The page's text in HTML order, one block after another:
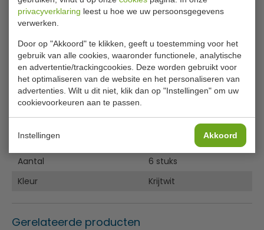
privacyverklaring leest u hoe we uw persoonsgegevens
verwerken.
Door op "Akkoord" te klikken, geeft u toestemming voor het
gebruik van alle cookies, waaronder functionele, analytische
en advertentie/trackingcookies. Deze worden gebruikt voor
het optimaliseren van de website en het personaliseren van
advertenties. Wilt u dit niet, klik dan op "Instellingen" om uw
cookievoorkeuren aan te passen.
Instellingen Akkoord
ingrediënten optimaal tot hun recht komen, zodat uw
gerechten er net zo goed uit zien als ze smaken. De
handgeschilderde rand geeft ieder stuk een unieke
afwerking, voor een ambachtelijke, rustieke uitstraling. De
driehoekige vorm met afgeronde hoeken maakt het
geheel af en vormt een welkome afwisseling op de
gangbare ronde vorm van veel serviesstukken.
De handgeschilderde rand geeft ieder stuk een unieke
Het reactieve glazuur geeft de afwerking extra textuur
Rustieke uitstraling
Vaatwasserbestendig
Levenslange dekking onder de Nisbets Chipgarantie
Lees meer
Specificaties
Model
FB983
Diameter
Aantal
6 stuks
Kleur
Krijtwit
Gerelateerde producten